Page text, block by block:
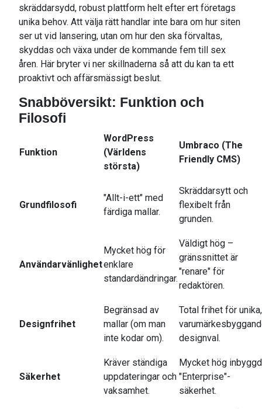
skräddarsydd, robust plattform helt efter ert företags
unika behov. Att välja rätt handlar inte bara om hur siten
ser ut vid lansering, utan om hur den ska förvaltas,
skyddas och växa under de kommande fem till sex
åren. Här bryter vi ner skillnaderna så att du kan ta ett
proaktivt och affärsmässigt beslut.
Snabböversikt: Funktion och
Filosofi
Funktion
WordPress
(Världens
största)
Umbraco (The
Friendly CMS)
Grundfilosofi
"Allt-i-ett" med
färdiga mallar.
Skräddarsytt och
flexibelt från
grunden.
Användarvänlighet
Mycket hög för
enklare
standardändringar.
Väldigt hög –
gränssnittet är
"renare" för
redaktören.
Designfrihet
Begränsad av
mallar (om man
inte kodar om).
Total frihet för unika,
designval.
Säkerhet
Kräver ständiga
uppdateringar och
vaksamhet.
Mycket hög inbyggd
"Enterprise"-
säkerhet.